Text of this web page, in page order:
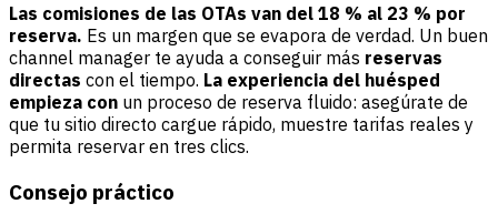
Las comisiones de las OTAs van del 18 % al 23 % por
reserva. Es un margen que se evapora de verdad. Un buen
channel manager te ayuda a conseguir más reservas
directas con el tiempo. La experiencia del huésped
empieza con un proceso de reserva fluido: asegúrate de
que tu sitio directo cargue rápido, muestre tarifas reales y
permita reservar en tres clics.
Consejo práctico